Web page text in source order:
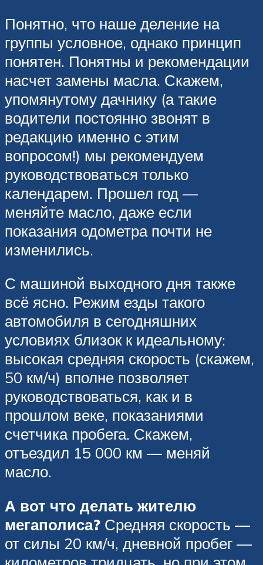
Понятно, что наше деление на
группы условное, однако принцип
понятен. Понятны и рекомендации
насчет замены масла. Скажем,
упомянутому дачнику (а такие
водители постоянно звонят в
редакцию именно с этим
вопросом!) мы рекомендуем
руководствоваться только
календарем. Прошел год —
меняйте масло, даже если
показания одометра почти не
изменились.
С машиной выходного дня также
всё ясно. Режим езды такого
автомобиля в сего­дняшних
условиях близок к идеальному:
высокая средняя скорость (скажем,
50 км/ч) вполне позволяет
руководствоваться, как и в
прошлом веке, показаниями
счетчика пробега. Скажем,
отъездил 15 000 км — меняй
масло.
А вот что делать жителю
мегаполиса? Средняя скорость —
от силы 20 км/ч, дневной пробег —